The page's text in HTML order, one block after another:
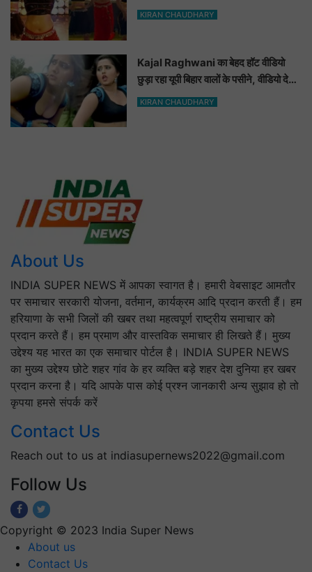
ललचाया, यूट्यूब पर छाया Hot Dance
KIRAN CHAUDHARY
Kajal Raghwani का बेहद हॉट वीडियो
छुड़ा रहा यूपी बिहार वालों के पसीने, वीडियो देख
आप भी हो जाओगे बेकाबू
KIRAN CHAUDHARY
About Us
INDIA SUPER NEWS में आपका स्वागत है। हमारी वेबसाइट आमतौर
पर समाचार सरकारी योजना, वर्तमान, कार्यक्रम आदि प्रदान करती हैं। हम
हरियाणा के सभी जिलों की खबर तथा महत्वपूर्ण राष्ट्रीय समाचार को
प्रदान करते हैं। हम प्रमाण और वास्तविक समाचार ही लिखते हैं। मुख्य
उद्देश्य यह भारत का एक समाचार पोर्टल है। INDIA SUPER NEWS
का मुख्य उद्देश्य छोटे शहर गांव के हर व्यक्ति बड़े शहर देश दुनिया हर खबर
प्रदान करना है। यदि आपके पास कोई प्रश्न जानकारी अन्य सुझाव हो तो
कृपया हमसे संपर्क करें
Contact Us
Reach out to us at indiasupernews2022@gmail.com
Follow Us
Copyright © 2023 India Super News
About us
Contact Us